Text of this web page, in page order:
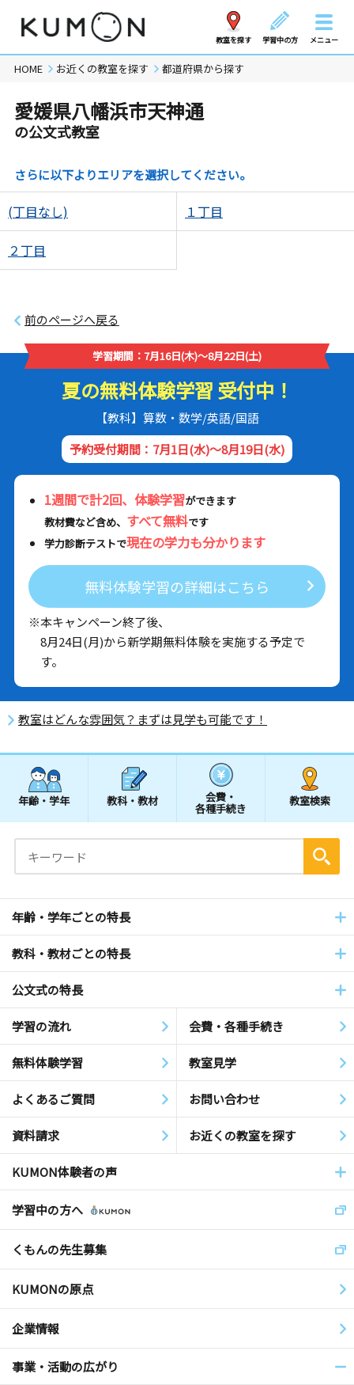
教室を探す 学習中の方 メニュー
HOME お近くの教室を探す 都道府県から探す
愛媛県八幡浜市天神通
の公文式教室
さらに以下よりエリアを選択してください。
(丁目なし) １丁目
２丁目
前のページへ戻る
学習期間：7月16日(木)～8月22日(土)
夏の無料体験学習 受付中！
【教科】算数・数学/英語/国語
予約受付期間：7月1日(水)～8月19日(水)
1週間で計2回、体験学習ができます
教材費など含め、 すべて無料です
学力診断テストで現在の学力も分かります
無料体験学習の詳細はこちら
※本キャンペーン終了後、
8月24日(月)から新学期無料体験を実施する予定で
す。
教室はどんな雰囲気？まずは見学も可能です！
年齢・学年 教科・教材 会費・
各種手続き
教室検索
年齢・学年ごとの特長
教科・教材ごとの特長
公文式の特長
学習の流れ 会費・各種手続き
無料体験学習 教室見学
よくあるご質問 お問い合わせ
資料請求 お近くの教室を探す
KUMON体験者の声
学習中の方へ
くもんの先生募集
KUMONの原点
企業情報
事業・活動の広がり